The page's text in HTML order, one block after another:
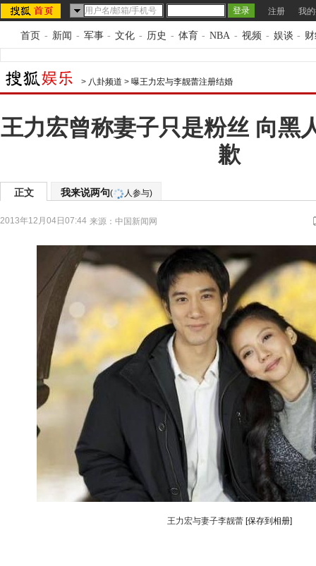
注册 我
首页 - 新闻 - 军事 - 文化 - 历史 - 体育 - NBA - 视频 - 娱谈 -
> 八卦频道 > 曝王力宏与李靓蕾注册结婚
王力宏曾称妻子只是粉丝 向黑
歉
正文 我来说两句( 人参与)
2013年12月04日07:44 来源： 中国新闻网
王力宏与妻子李靓蕾 [保存到相册]